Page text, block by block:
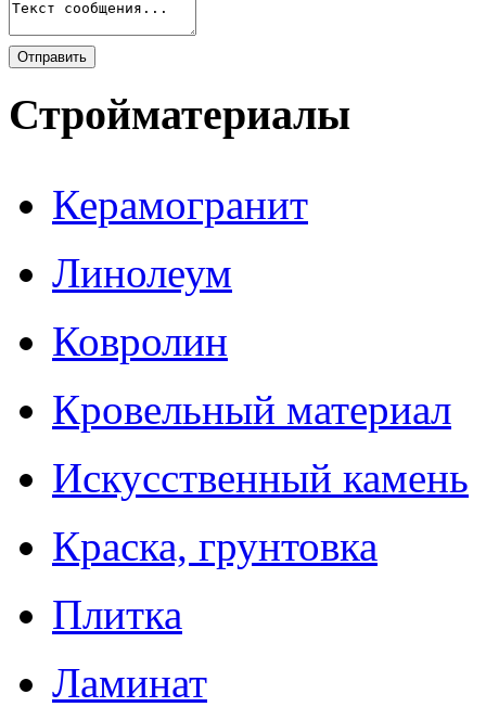
Стройматериалы
Керамогранит
Линолеум
Ковролин
Кровельный материал
Искусственный камень
Краска, грунтовка
Плитка
Ламинат